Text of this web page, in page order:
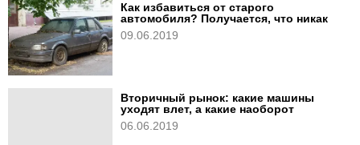
Как избавиться от старого
автомобиля? Получается, что никак
09.06.2019
Вторичный рынок: какие машины
уходят влет, а какие наоборот
06.06.2019